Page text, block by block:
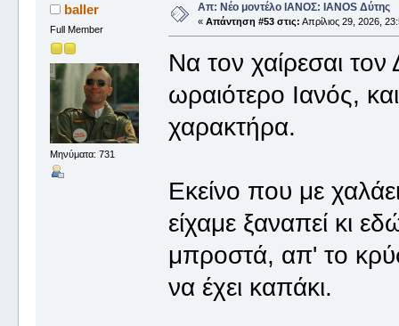
baller
Full Member
Μηνύματα: 731
Απ: Νέο μοντέλο ΙΑΝΟΣ: IANOS Δύτης
« Απάντηση #53 στις: Απρίλιος 29, 2026,
Να τον χαίρεσαι
ωραιότερο Ιανός,
χαρακτήρα.
Εκείνο που με
είχαμε ξαναπεί κι
μπροστά, απ' το
να έχει καπάκι.